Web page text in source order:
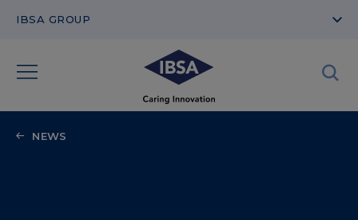
IBSA GROUP
NEWS